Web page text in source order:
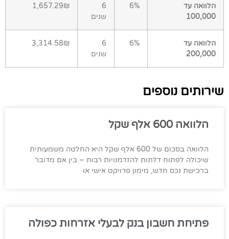
הלוואה עד
100,000
6%
6
שנים
1,657.29₪
הלוואה עד
200,000
6%
6
שנים
3,314.58₪
שירותים נוספים
הלוואה 600 אלף שקל
הלוואה בסכום של 600 אלף שקל היא החלטה משמעותית
שיכולה לפתוח דלתות להזדמנויות רבות – בין אם מדובר
ברכישת נכס חדש, מימון פרויקט אישי או
פתיחת חשבון בנק לבעלי אזרחות כפולה